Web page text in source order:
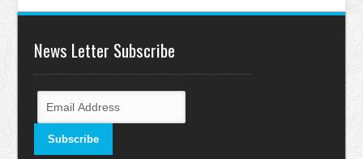
News Letter Subscribe